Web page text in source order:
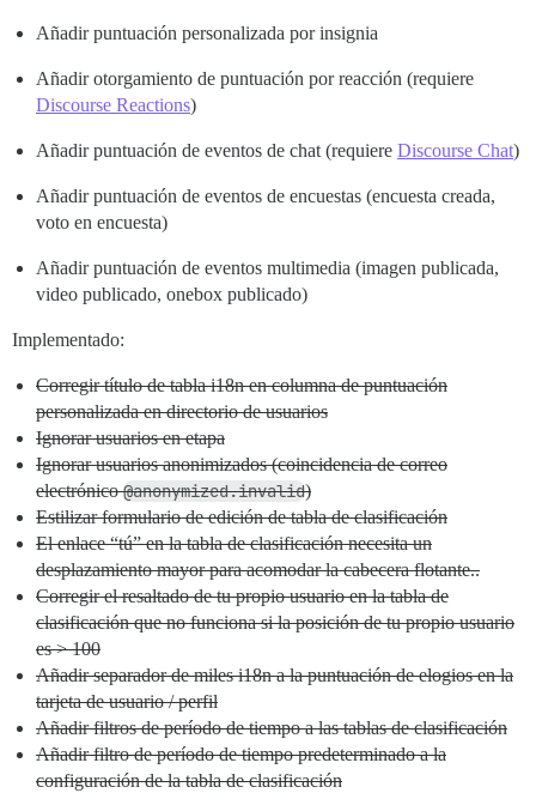
Añadir puntuación personalizada por insignia
Añadir otorgamiento de puntuación por reacción (requiere
Discourse Reactions)
Añadir puntuación de eventos de chat (requiere Discourse Chat)
Añadir puntuación de eventos de encuestas (encuesta creada,
voto en encuesta)
Añadir puntuación de eventos multimedia (imagen publicada,
video publicado, onebox publicado)
Implementado:
Corregir título de tabla i18n en columna de puntuación
personalizada en directorio de usuarios
Ignorar usuarios en etapa
Ignorar usuarios anonimizados (coincidencia de correo
electrónico@anonymized.invalid)
Estilizar formulario de edición de tabla de clasificación
El enlace “tú” en la tabla de clasificación necesita un
desplazamiento mayor para acomodar la cabecera flotante..
Corregir el resaltado de tu propio usuario en la tabla de
clasificación que no funciona si la posición de tu propio usuario
es > 100
Añadir separador de miles i18n a la puntuación de elogios en la
tarjeta de usuario / perfil
Añadir filtros de período de tiempo a las tablas de clasificación
Añadir filtro de período de tiempo predeterminado a la
configuración de la tabla de clasificación